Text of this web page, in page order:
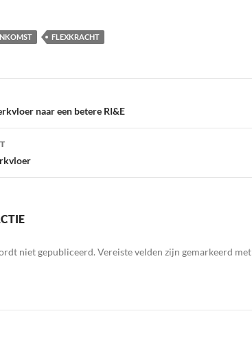
FLEXKRACHT
naar een betere RI&E
niet gepubliceerd. Vereiste velden zijn gemarkeerd met